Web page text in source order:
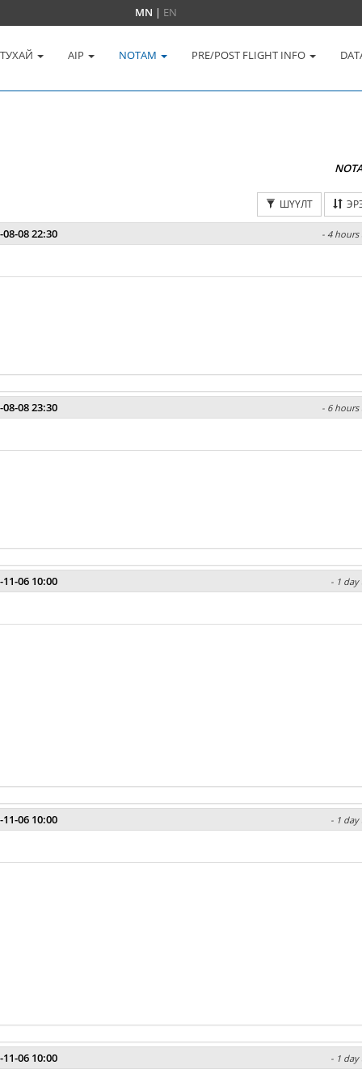
MN | EN
AIP NOTAM PRE/POST FLIGHT INFO
ШҮҮЛТ
08-08 22:30 - 4 hours
08-08 23:30 - 6 hours
11-06 10:00 - 1 day
11-06 10:00 - 1 day
11-06 10:00 - 1 day